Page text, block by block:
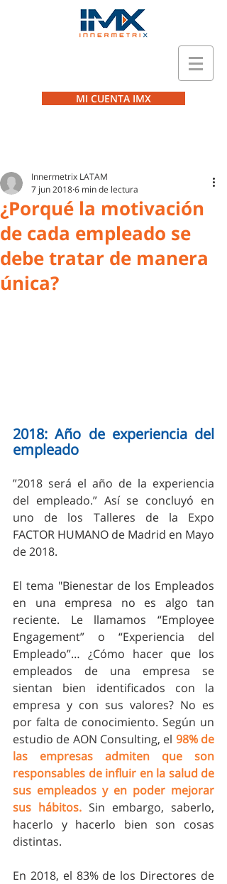
MI CUENTA IMX
¿Porqué la motivación
de cada empleado se
debe tratar de manera
única?
Innermetrix LATAM
7 jun 20186 min de lectura
2018: Año de experiencia del
empleado
”2018 será el año de la experiencia
del empleado.” Así se concluyó en
uno de los Talleres de la Expo
FACTOR HUMANO de Madrid en Mayo
de 2018.
El tema "Bienestar de los Empleados
en una empresa no es algo tan
reciente. Le llamamos “Employee
Engagement” o “Experiencia del
Empleado”… ¿Cómo hacer que los
empleados de una empresa se
sientan bien identificados con la
empresa y con sus valores? No es
por falta de conocimiento. Según un
estudio de AON Consulting, el 98% de
las empresas admiten que son
responsables de influir en la salud de
sus empleados y en poder mejorar
sus hábitos. Sin embargo, saberlo,
hacerlo y hacerlo bien son cosas
distintas.
En 2018, el 83% de los Directores de